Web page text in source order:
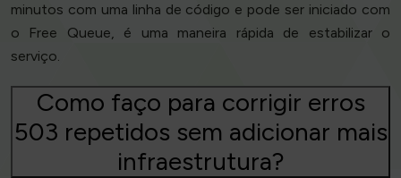
minutos com uma linha de código e pode ser iniciado com
o Free Queue, é uma maneira rápida de estabilizar o
serviço.
Como faço para corrigir erros
503 repetidos sem adicionar mais
infraestrutura?